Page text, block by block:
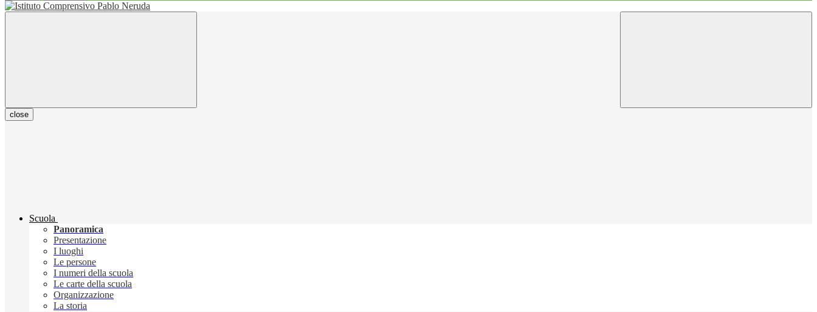
close
Scuola
Panoramica
Presentazione
I luoghi
Le persone
I numeri della scuola
Le carte della scuola
Organizzazione
La storia